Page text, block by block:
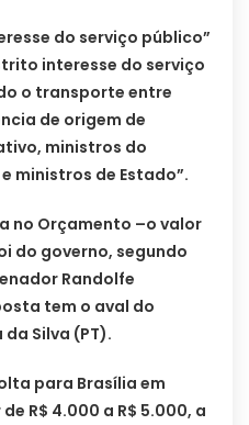
do serviço público”
interesse do serviço
o transporte entre
de origem de
ministros do
ministros de Estado”.
no Orçamento –o valor
do governo, segundo
Randolfe
tem o aval do
Silva (PT).
para Brasília em
R$ 4.000 a R$ 5.000, a